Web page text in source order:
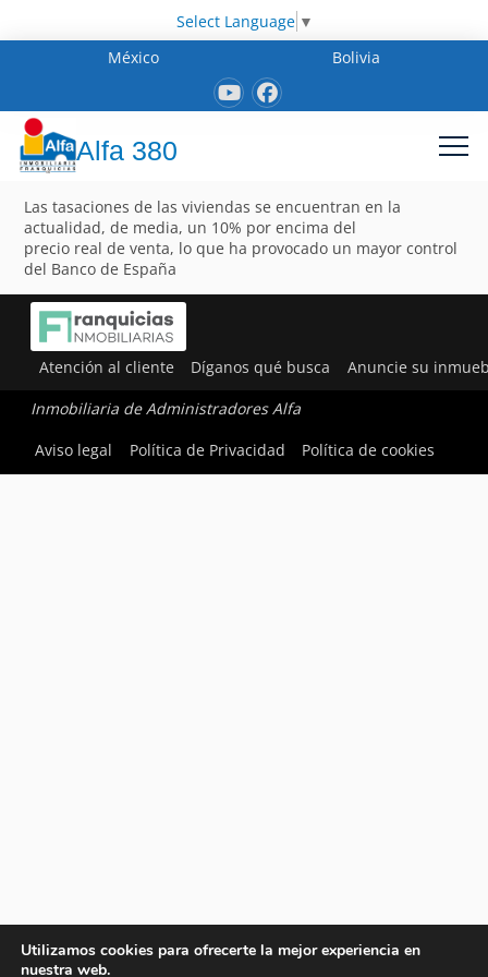
Select Language ▼
México
Bolivia
Alfa 380
Las tasaciones de las viviendas se encuentran en la
actualidad, de media, un 10% por encima del
precio real de venta, lo que ha provocado un mayor control
del Banco de España
Atención al cliente Díganos qué busca Anuncie su
Inmobiliaria de Administradores Alfa
Aviso legal
Política de Privacidad Política de cookies
Utilizamos cookies para ofrecerte la mejor experiencia en
nuestra web.